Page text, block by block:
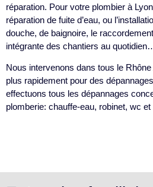
réparation. Pour votre plombier à
réparation de fuite d’eau, ou
douche, de baignoire, le
intégrante des chantiers au
Nous intervenons dans tous le
plus rapidement pour des
effectuons tous les dépannages
plomberie: chauffe-eau, robinet, wc